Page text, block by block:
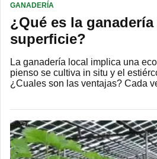
GANADERÍA
¿Qué es la ganadería
superficie?
La ganadería local implica una
pienso se cultiva in situ y el
¿Cuales son las ventajas? Cada